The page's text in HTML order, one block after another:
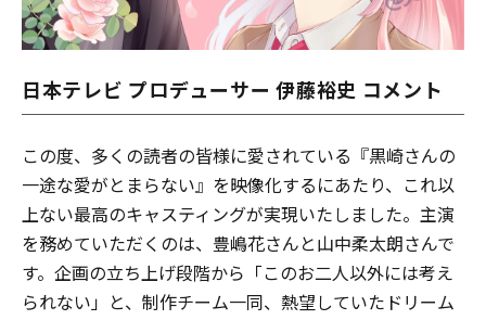
日本テレビ プロデューサー 伊藤裕史 コメント
この度、多くの読者の皆様に愛されている『黒崎さんの
一途な愛がとまらない』を映像化するにあたり、これ以
上ない最高のキャスティングが実現いたしました。主演
を務めていただくのは、豊嶋花さんと山中柔太朗さんで
す。企画の立ち上げ段階から「このお二人以外には考え
られない」と、制作チーム一同、熱望していたドリーム